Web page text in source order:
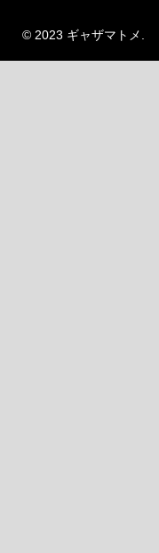
© 2023 ギャザマトメ.